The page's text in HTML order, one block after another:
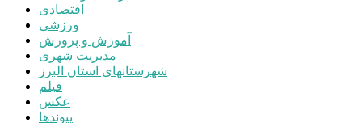
اقتصادی
ورزشی
آموزش و پرورش
مدیریت شهری
شهرستانهای استان البرز
فیلم
عکس
پیوندها